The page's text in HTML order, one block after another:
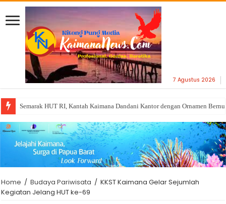
7 Agustus 2026
Semarak HUT RI, Kantah Kaimana Dandani Kantor dengan Ornamen
Fraksi Otsus DPRK Kaimana Minta Pemda Libatkan Pengusaha OAP
Home / Budaya Pariwisata / KKST Kaimana Gelar Sejumlah
Kegiatan Jelang HUT ke-69